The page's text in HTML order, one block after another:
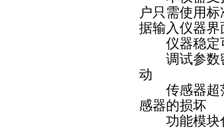
户只需使用
据输入仪器界
仪器稳定
调试参数密
动
传感器超范
感器的损坏
功能模块